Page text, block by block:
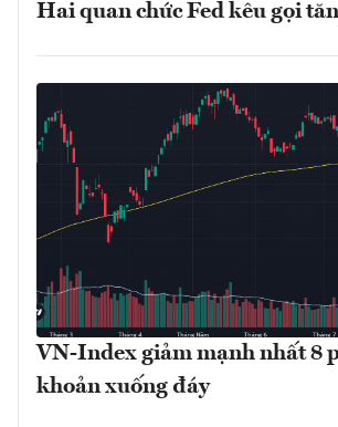
Hai quan chức Fed kêu gọi
VN-Index giảm mạnh nhất 8
khoản xuống đáy